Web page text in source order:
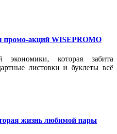
промо-акций WISEPROMO
экономики, которая забита
листовки и буклеты всё
жизнь любимой пары